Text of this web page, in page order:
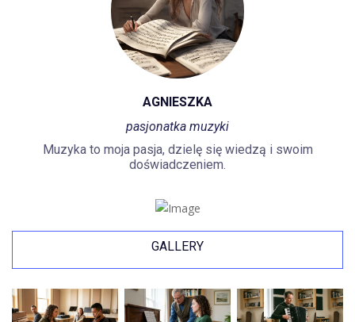
AGNIESZKA
pasjonatka muzyki
Muzyka to moja pasja, dzielę się wiedzą i swoim
doświadczeniem.
GALLERY